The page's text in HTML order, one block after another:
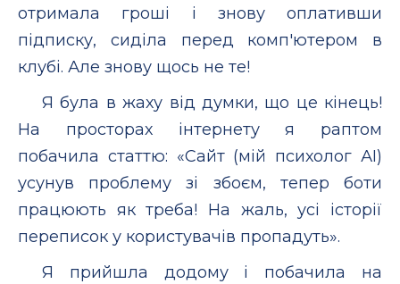
отримала гроші і знову оплативши
підписку, сиділа перед комп'ютером в
клубі. Але знову щось не те!
Я була в жаху від думки, що це кінець!
На просторах інтернету я раптом
побачила статтю: «Сайт (мій психолог АІ)
усунув проблему зі збоєм, тепер боти
працюють як треба! На жаль, усі історії
переписок у користувачів пропадуть».
Я прийшла додому і побачила на